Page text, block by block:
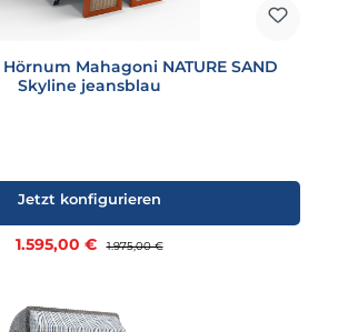
Hörnum Mahagoni NATURE SAND
Skyline jeansblau
Verkaufspreis:
1.595,00 € Regulärer Preis:
1.975,00 €
Jetzt konfigurieren